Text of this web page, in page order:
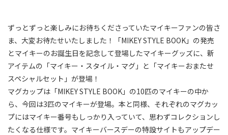
ずっとずっと楽しみにお待ちくださっていたマイキーファンの皆さ
ま、大変お待たせいたしました！「MIKEY STYLE BOOK」の発売
とマイキーのお誕生日を記念して登場したマイキーグッズに、新
アイテムの「マイキー・スタイル・マグ」と「マイキーおまたせ
スペシャルセット」が登場！
マグカップは「MIKEY STYLE BOOK」の10匹のマイキーの中か
ら、今回は3匹のマイキーが登場。本と同様、それぞれのマグカッ
プにはマイキー番号もしっかり入っていて、思わずコレクションし
たくなる仕様です。マイキーバースデーの特設サイトもアップデー